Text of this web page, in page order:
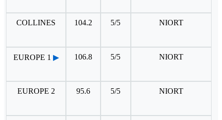
COLLINES 104.2 5/5 NIORT
EUROPE 1 ▶ 106.8 5/5 NIORT
EUROPE 2 95.6 5/5 NIORT